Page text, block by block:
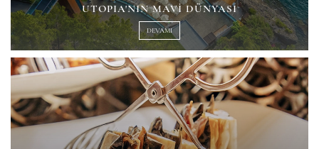
UTOPIA'NIN MAVI DÜNYASI
DEVAMI